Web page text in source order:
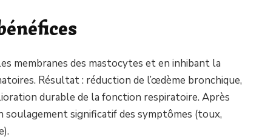
membranes des mastocytes et en inhibant la
Résultat : réduction de l’œdème bronchique,
durable de la fonction respiratoire. Après
soulagement significatif des symptômes (toux,